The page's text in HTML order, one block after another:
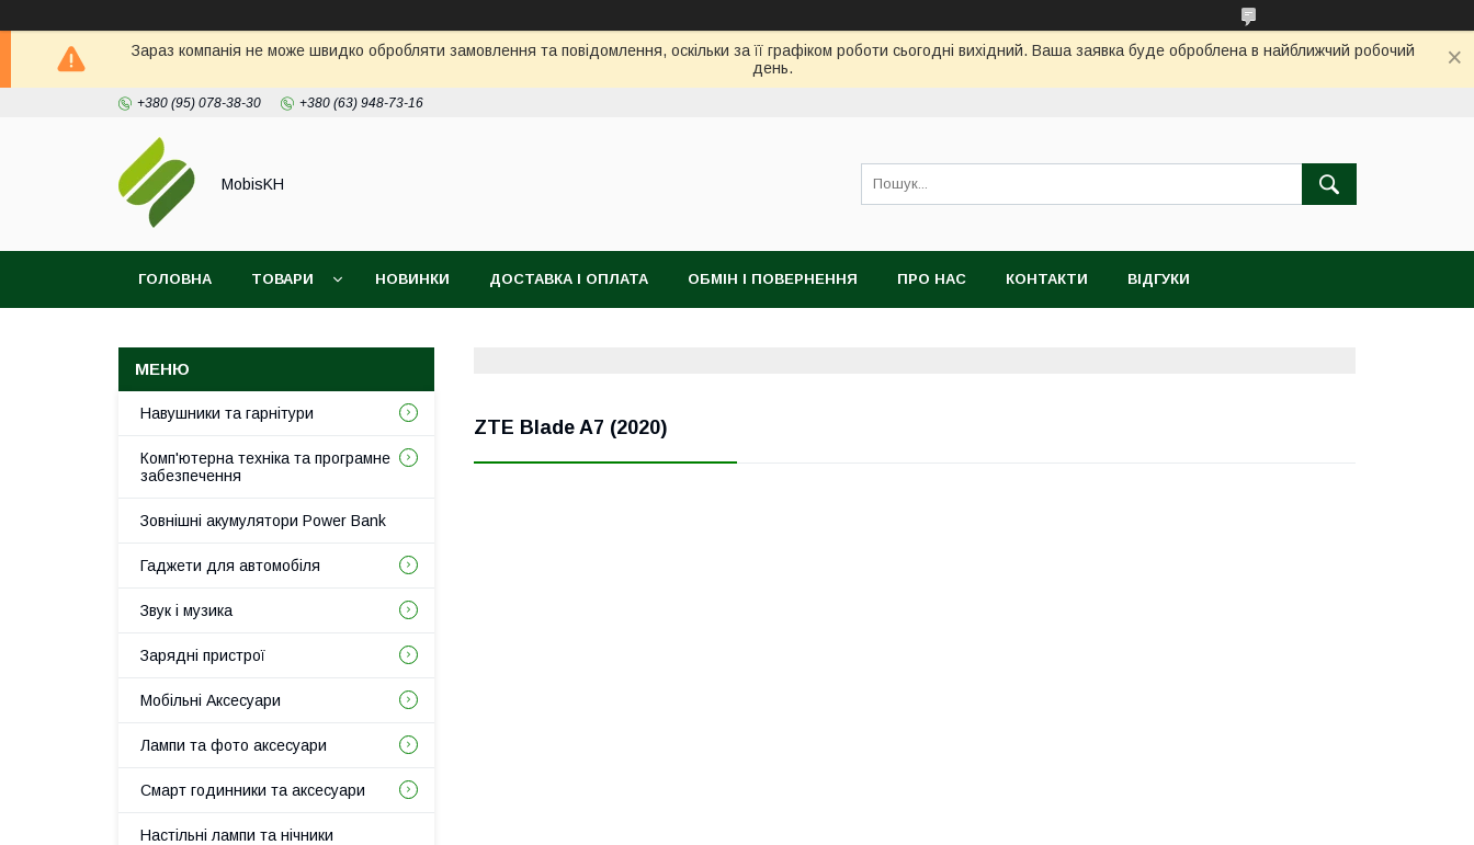
Зараз компанія не може швидко обробляти замовлення та повідомлення, оскільки за її графіком роботи сьогодні вихідний. Ваша заявка буде оброблена в найближчий робочий
день.
+380 (95) 078-38-30 +380 (63) 948-73-16
MobisKH
ГОЛОВНА ТОВАРИ НОВИНКИ ДОСТАВКА І ОПЛАТА ОБМІН І ПОВЕРНЕННЯ ПРО НАС КОНТАКТИ ВІДГУКИ
ZTE Blade A7 (2020)
Навушники та гарнітури
Комп'ютерна техніка та програмне
забезпечення
Зовнішні акумулятори Power Bank
Гаджети для автомобіля
Звук і музика
Зарядні пристрої
Мобільні Аксесуари
Лампи та фото аксесуари
Смарт годинники та аксесуари
Настільні лампи та нічники